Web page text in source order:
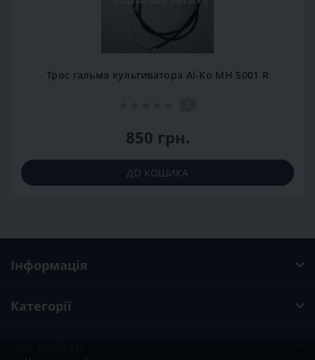
Трос гальма культиватора Al-Ko MH 5001 R
850 грн.
ДО КОШИКА
Інформація
Категорії